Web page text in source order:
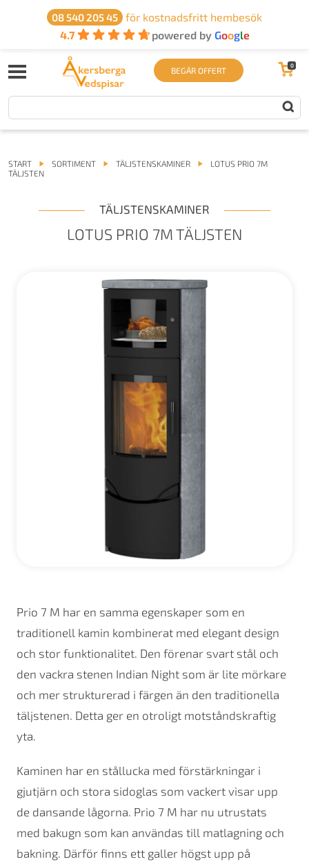
08 540 205 45
för kostnadsfritt hembesök
4.7
powered by Google
BEGÄR OFFERT 0
START SORTIMENT TÄLJSTENSKAMINER
LOTUS PRIO 7M
TÄLJSTEN
TÄLJSTENSKAMINER
LOTUS PRIO 7M TÄLJSTEN
Prio 7 M har en samma egenskaper som en
traditionell kamin kombinerat med elegant design
och stor funktionalitet. Den förenar svart stål och
den vackra stenen Indian Night som är lite mörkare
och mer strukturerad i färgen än den traditionella
täljstenen. Detta ger en otroligt motståndskraftig
yta.
Kaminen har en stållucka med förstärkningar i
gjutjärn och stora sidoglas som vackert visar upp
de dansande lågorna. Prio 7 M har nu utrustats
med bakugn som kan användas till matlagning och
bakning. Därför finns ett galler högst upp på